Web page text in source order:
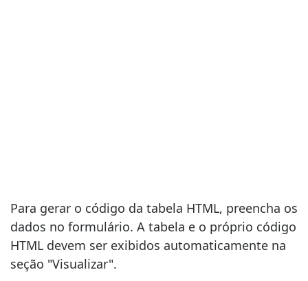
Para gerar o código da tabela HTML, preencha os
dados no formulário. A tabela e o próprio código
HTML devem ser exibidos automaticamente na
seção "Visualizar".